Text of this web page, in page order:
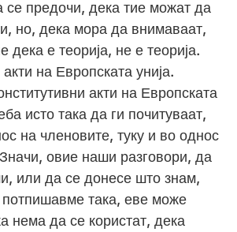
се предочи, дека тие можат да
но, дека мора да внимаваат,
дека е теорија, не е теорија.
на Европската унија.
акти на Европската
исто така да ги почитуваат,
на членовите, туку и во однос
овие наши разговори, да
или да се донесе што знам,
така, еве може
нема да се користат, дека